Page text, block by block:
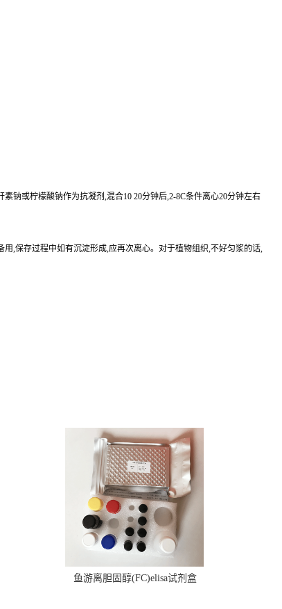
钠或柠檬酸钠作为抗凝剂,混合10 20分钟后,2-8C条件离心20分钟左右
用,保存过程中如有沉淀形成,应再次离心。对于植物组织,不好匀浆的话,
鱼游离胆固醇(FC)elisa试剂盒